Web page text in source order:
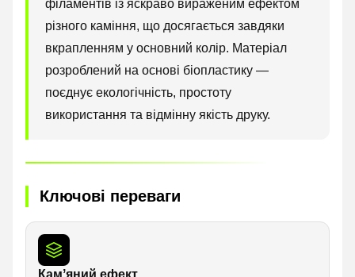
філаментів із яскраво вираженим ефектом
різного каміння, що досягається завдяки
вкрапленням у основний колір. Матеріал
розроблений на основі біопластику —
поєднує екологічність, простоту
використання та відмінну якість друку.
Ключові переваги
Камʼяний ефект